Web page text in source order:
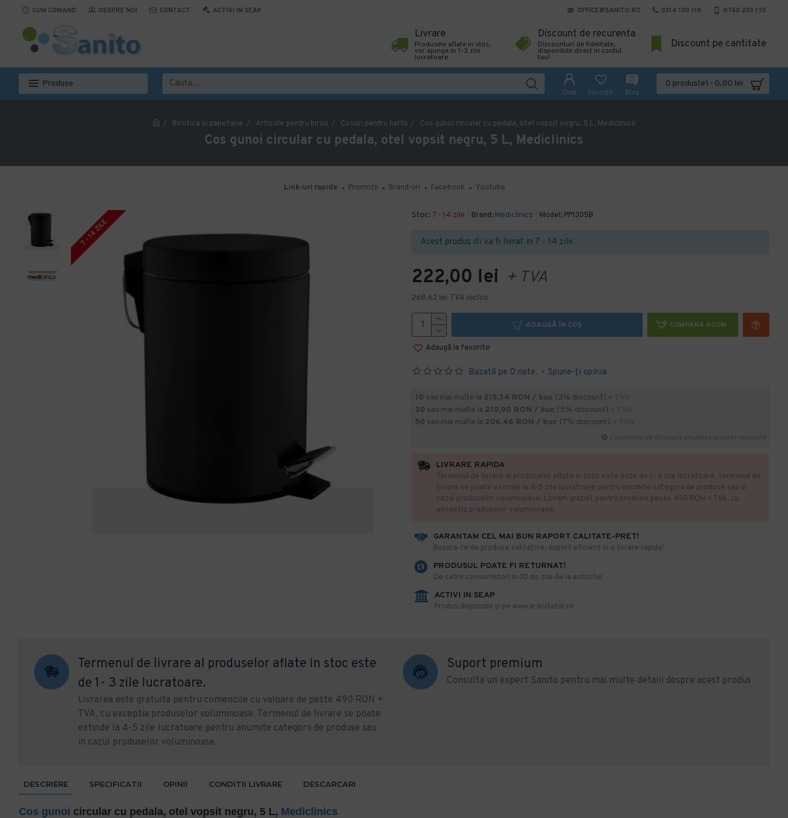
CUM COMAND DESPRE NOI CONTACT ACTIVI IN SEAP OFFICE@SANITO.RO 0314 100 110 0740 230 170
Livrare
Produsele aflate in stoc,
vor ajunge in 1-3 zile
lucratoare
Discount de recurenta
Discounturi de fidelitate,
disponibile direct in contul
tau!
Discount pe cantitate
Produse
Cont Favorite Blog
0 produs(e) - 0,00 lei
Birotica si papetarie Articole pentru birou Cosuri pentru hartii Cos gunoi circular cu pedala, otel vopsit negru, 5 L, Mediclinics
Cos gunoi circular cu pedala, otel vopsit negru, 5 L, Mediclinics
Link-uri rapide Promotii Brand-uri Facebook Youtube
7 - 14 ZILE
Stoc: 7 - 14 zile Brand: Mediclinics Model: PP1305B
Acest produs iti va fi livrat in 7 - 14 zile.
Bazată pe 0 note. - Spune-ţi opinia
222,00 lei + TVA
268,62 lei TVA inclus
ADAUGĂ ÎN COŞ CUMPARA ACUM
Adaugă la favorite
10 sau mai multe la 215,34 RON / buc (3% discount)
30 sau mai multe la 210,90 RON / buc (5% discount)
50 sau mai multe la 206,46 RON / buc (7% discount)
GARANTAM CEL MAI BUN RAPORT CALITATE-PRET!
​Bucura-te de produse calitative, suport eficient si o livrare rapida!
PRODUSUL POATE FI RETURNAT!
De catre consumatori in 30 de zile de la achizitie
ACTIVI IN SEAP
Produs disponibil si pe www.e-licitatie.ro
LIVRARE RAPIDA
Termenul de livrare al produselor aflate in stoc este este de 1- 3 zile lucratoare. Termenul de
livrare se poate extinde la 4-5 zile lucratoare pentru anumite categorii de produse sau in
cazul produselor voluminoase. Livram gratuit pentru produse peste 490 RON + TVA, cu
exceptia produselor voluminoase.
Termenul de livrare al produselor aflate in stoc este
de 1- 3 zile lucratoare.
Livrarea este gratuita pentru comenzile cu valoare de peste 490 RON +
TVA, cu exceptia produselor voluminoase. Termenul de livrare se poate
extinde la 4-5 zile lucratoare pentru anumite categorii de produse sau
in cazul produselor voluminoase.
Suport premium
Consulta un expert Sanito pentru mai multe detalii despre acest produs
DESCRIERE SPECIFICATII OPINII CONDITII LIVRARE DESCARCARI
Cos gunoi circular cu pedala, otel vopsit negru, 5 L, Mediclinics